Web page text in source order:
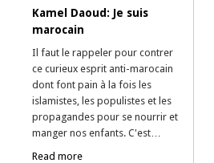
Kamel Daoud: Je suis
marocain
Il faut le rappeler pour contrer
ce curieux esprit anti-marocain
dont font pain à la fois les
islamistes, les populistes et les
propagandes pour se nourrir et
manger nos enfants. C'est…
Read more